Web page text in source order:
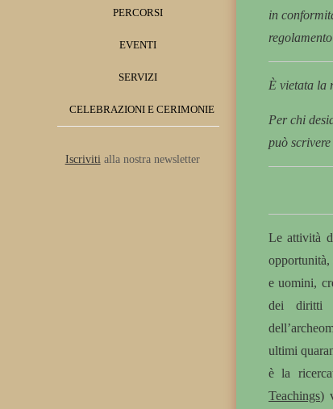
PERCORSI
EVENTI
SERVIZI
CELEBRAZIONI E CERIMONIE
Iscrivitialla nostra newsletter
in
È vietata la
Per chi
può
Le attività
opportunità,
e uomini,
dei diritti
ultimi
è la
Teachings)